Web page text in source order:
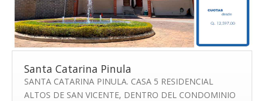
Santa Catarina Pinula
SANTA CATARINA PINULA. CASA 5 RESIDENCIAL
ALTOS DE SAN VICENTE, DENTRO DEL CONDOMINIO